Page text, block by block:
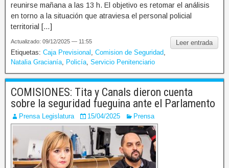
reunirse mañana a las 13 h. El objetivo es retomar el análisis
en torno a la situación que atraviesa el personal policial
territorial […]
Leer entrada
Actualizado: 09/12/2025 — 11:55
Etiquetas: Caja Previsional Comision de Seguridad
Natalia Gracianía
Policía Servicio Penitenciario
COMISIONES: Tita y Canals dieron cuenta
sobre la seguridad fueguina ante el Parlamento
Prensa Legislatura 15/04/2025 Prensa